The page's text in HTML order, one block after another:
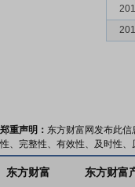
郑重声明： 东方财富网发布此
性、完整性、有效性、及时性
东方财富 东方财富